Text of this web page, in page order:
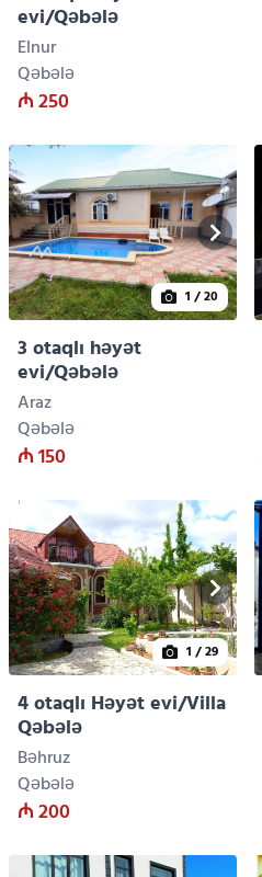
evi/Qəbələ
Elnur
Qəbələ
₼ 250
1 / 20
3 otaqlı həyət
evi/Qəbələ
Araz
Qəbələ
₼ 150
1 / 29
4 otaqlı Həyət evi/Villa
Qəbələ
Bəhruz
Qəbələ
₼ 200